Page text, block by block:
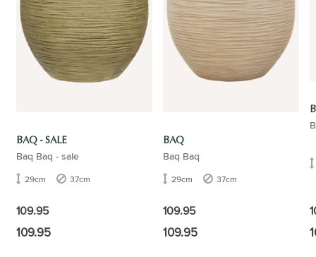
BAQ - SALE
Baq Baq - sale
29cm 37cm
109.95
109.95
BAQ
Baq Baq
29cm 37cm
109.95
109.95